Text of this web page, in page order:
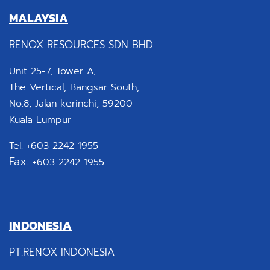
MALAYSIA
RENOX RESOURCES SDN BHD
Unit 25-7, Tower A,
The Vertical, Bangsar South,
No.8, Jalan kerinchi, 59200
Kuala Lumpur
Tel. +603 2242 1955
Fax. +603 2242 1955
INDONESIA
PT.RENOX INDONESIA